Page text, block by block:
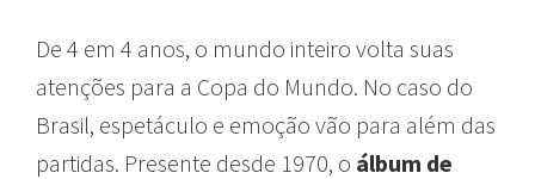
De 4 em 4 anos, o mundo inteiro volta suas
atenções para a Copa do Mundo. No caso do
Brasil, espetáculo e emoção vão para além das
partidas. Presente desde 1970, o álbum de